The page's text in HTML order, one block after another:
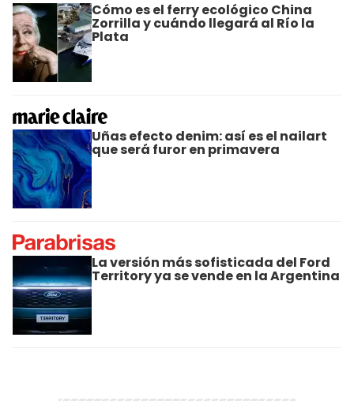
Cómo es el ferry ecológico China
Zorrilla y cuándo llegará al Río la
Plata
Uñas efecto denim: así es el nailart
que será furor en primavera
La versión más sofisticada del Ford
Territory ya se vende en la Argentina